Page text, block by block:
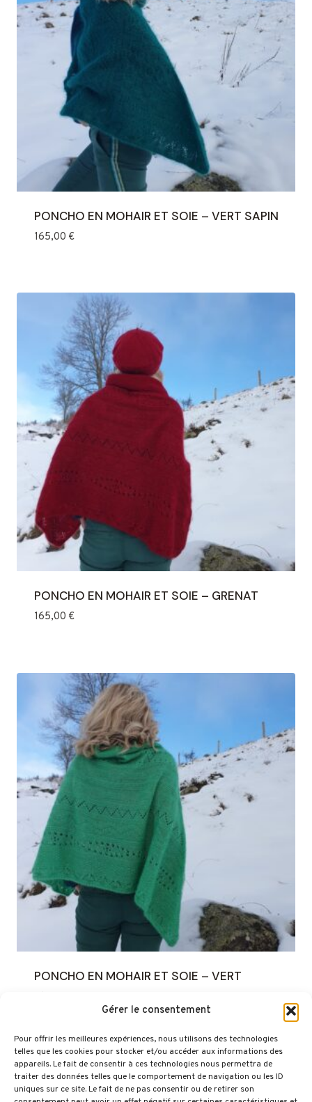
Gérer le consentement
Pour offrir les meilleures expériences, nous utilisons des technologies
telles que les cookies pour stocker et/ou accéder aux informations des
appareils. Le fait de consentir à ces technologies nous permettra de
traiter des données telles que le comportement de navigation ou les ID
uniques sur ce site. Le fait de ne pas consentir ou de retirer son
PONCHO EN MOHAIR ET SOIE – VERT SAPIN
165,00 €
PONCHO EN MOHAIR ET SOIE – GRENAT
165,00 €
PONCHO EN MOHAIR ET SOIE – VERT